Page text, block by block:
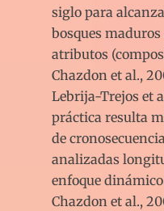
siglo para
bosques
atributos
Chazdon et al.,
Lebrija-Trejos et
práctica resulta
de
analizadas
enfoque dinámico
Chazdon et al.,